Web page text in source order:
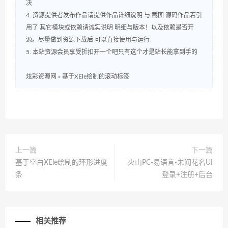
决
4. 资源提供者发布作品请提供作品详细说明 与 截图 源码作品若引
用了 其它模块或依赖请诚实说明 明细与版本！以及依赖是否开
源。尽量做到资源下载后 可以直接使用与运行
5. 本站资源会员享受折扣开一个吧只有这个才是站长能拿到手的
炫彩资源网 » 基于XEle绘制的滚动标签
上一篇
基于空白XEle绘制的环形进度
条
下一篇
火山PC-易语言-未闻花名UI
登录+注册+后台
相关推荐